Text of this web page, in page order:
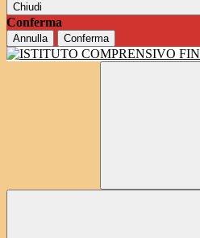
Chiudi
Conferma
Annulla Conferma